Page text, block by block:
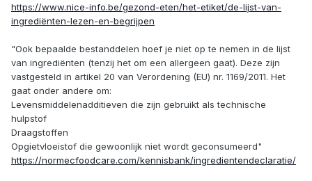
https://www.nice-info.be/gezond-eten/het-etiket/de-lijst-van-
ingrediënten-lezen-en-begrijpen
"Ook bepaalde bestanddelen hoef je niet op te nemen in de lijst
van ingrediënten (tenzij het om een allergeen gaat). Deze zijn
vastgesteld in artikel 20 van Verordening (EU) nr. 1169/2011. Het
gaat onder andere om:
Levensmiddelenadditieven die zijn gebruikt als technische
hulpstof
Draagstoffen
Opgietvloeistof die gewoonlijk niet wordt geconsumeerd"
https://normecfoodcare.com/kennisbank/ingredientendeclaratie/